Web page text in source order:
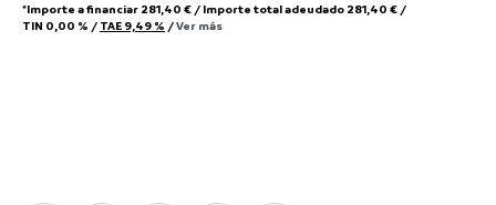
*Importe a financiar 281,40 € / Importe total adeudado 281,40 € /
TIN 0,00 % / TAE 9,49 % /Ver más